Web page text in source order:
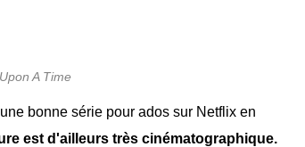
A Time
bonne série pour ados sur Netflix en
est d'ailleurs très cinématographique.